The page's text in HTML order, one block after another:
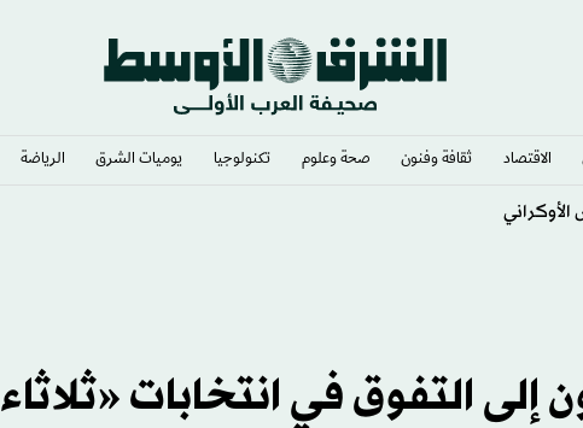
الاقتصاد ثقافة وفنون صحة وعلوم تكنولوجيا يوميات الشرق​ الرياضة
العسكري لإسرائيل
التفوق في انتخابات «ثلاثاء